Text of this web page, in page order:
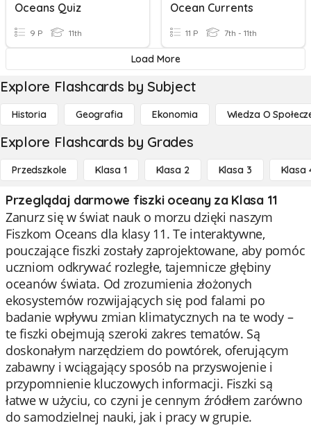
Oceans Quiz
9 P 11th
Ocean Currents
11 P 7th - 11th
Load More
Explore Flashcards by Subject
Historia Geografia Ekonomia Wiedza O
Explore Flashcards by Grades
Przedszkole Klasa 1 Klasa 2 Klasa 3 Klasa
Przeglądaj darmowe fiszki oceany za Klasa 11
Zanurz się w świat nauk o morzu dzięki naszym
Fiszkom Oceans dla klasy 11. Te interaktywne,
pouczające fiszki zostały zaprojektowane, aby pomóc
uczniom odkrywać rozległe, tajemnicze głębiny
oceanów świata. Od zrozumienia złożonych
ekosystemów rozwijających się pod falami po
badanie wpływu zmian klimatycznych na te wody –
te fiszki obejmują szeroki zakres tematów. Są
doskonałym narzędziem do powtórek, oferującym
zabawny i wciągający sposób na przyswojenie i
przypomnienie kluczowych informacji. Fiszki są
łatwe w użyciu, co czyni je cennym źródłem zarówno
do samodzielnej nauki, jak i pracy w grupie.